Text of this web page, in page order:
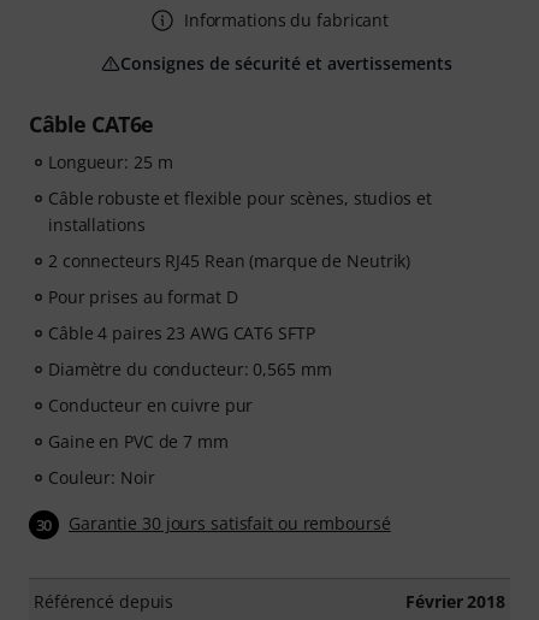
Câble CAT6e
Longueur: 25 m
Câble robuste et flexible pour scènes, studios et
installations
2 connecteurs RJ45 Rean (marque de Neutrik)
Pour prises au format D
Câble 4 paires 23 AWG CAT6 SFTP
Diamètre du conducteur: 0,565 mm
Conducteur en cuivre pur
Gaine en PVC de 7 mm
Couleur: Noir
30 Garantie 30 jours satisfait ou remboursé
Référencé depuis Février 2018
Informations du fabricant
Consignes de sécurité et avertissements